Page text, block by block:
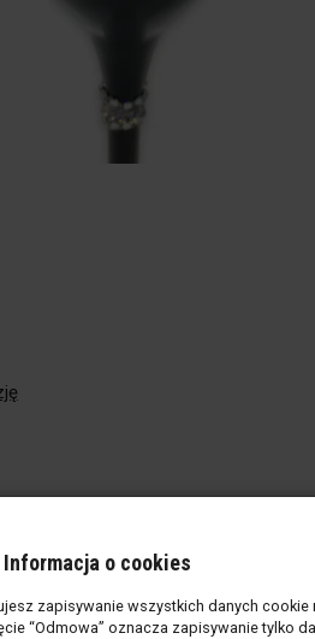
Informacja o cookies
zapisywanie wszystkich danych cookie
“Odmowa” oznacza zapisywanie tylko